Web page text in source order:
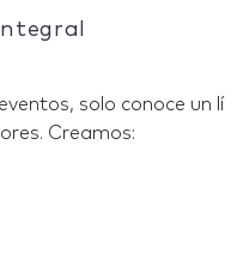
solo conoce un
Creamos: